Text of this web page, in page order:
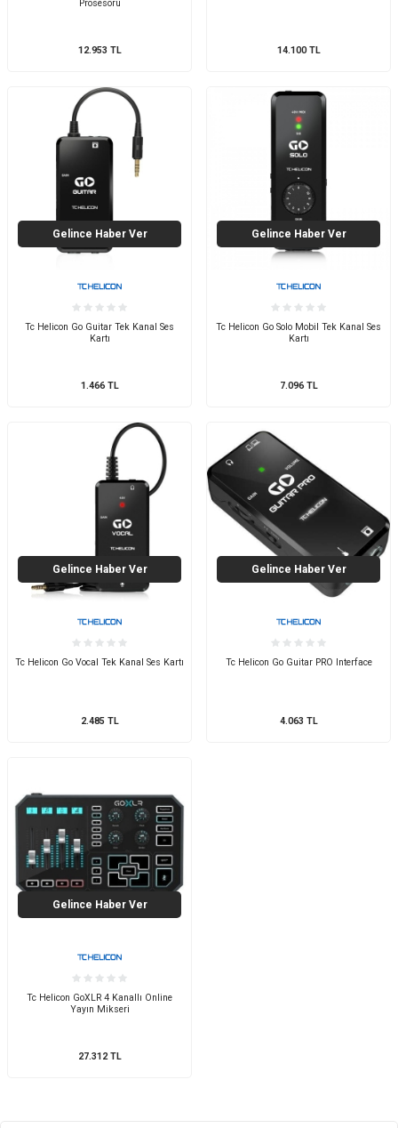
Prosesörü
12.953 TL 14.100TL
Tc Helicon Go Guitar Tek Kanal Ses
Kartı
1.466TL
Gelince Haber Ver
Tc Helicon Go Solo Mobil Tek Kanal Ses
Kartı
7.096TL
Gelince Haber Ver
Tc Helicon Go Vocal Tek Kanal Ses Kartı
2.485TL
Gelince Haber Ver
Tc Helicon Go Guitar PRO Interface
4.063 TL
Gelince Haber Ver
Tc Helicon GoXLR 4 Kanallı Online
Yayın Mikseri
27.312TL
Gelince Haber Ver